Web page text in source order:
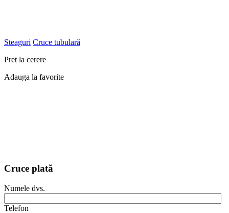
Steaguri Cruce tubulară
Pret la cerere
Adauga la favorite
Cruce plată
Numele dvs.
Telefon